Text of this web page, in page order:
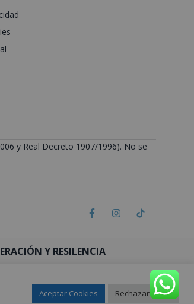
y Real Decreto 1907/1996). No se
Y RESILENCIA
Aceptar Cookies Rechazar todas